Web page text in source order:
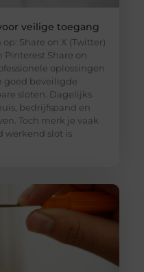
veilige toegang
Share on X (Twitter)
Pinterest Share on
oplossingen
goed beveiligde
sloten. Dagelijks
bedrijfspand en
Toch merk je vaak
werkend slot is